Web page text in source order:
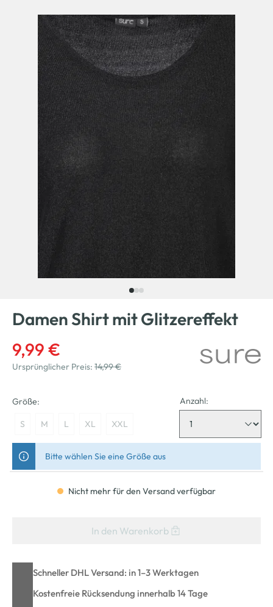
Damen Shirt mit Glitzereffekt
9,99 €
Ursprünglicher Preis: 14,99 €
Größe:
S M L XL XXL
Anzahl:
Bitte wählen Sie eine Größe aus
Nicht mehr für den Versand verfügbar
In den Warenkorb
Schneller DHL Versand: in 1–3 Werktagen
Kostenfreie Rücksendung innerhalb 14 Tage